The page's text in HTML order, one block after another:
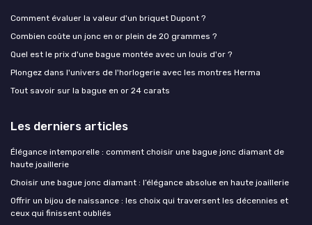
Comment évaluer la valeur d'un briquet Dupont ?
Combien coûte un jonc en or plein de 20 grammes ?
Quel est le prix d'une bague montée avec un louis d'or ?
Plongez dans l'univers de l'horlogerie avec les montres Herma
Tout savoir sur la bague en or 24 carats
Les derniers articles
Élégance intemporelle : comment choisir une bague jonc diamant de
haute joaillerie
Choisir une bague jonc diamant : l’élégance absolue en haute joaillerie
Offrir un bijou de naissance : les choix qui traversent les décennies et
ceux qui finissent oubliés